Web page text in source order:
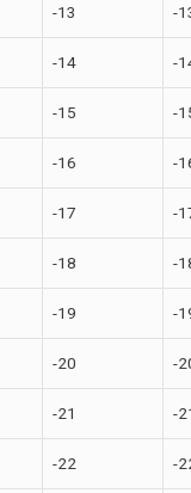
-13 -
-14 -
-15 -
-16 -
-17 -
-18 -
-19 -
-20 -
-21 -
-22 -